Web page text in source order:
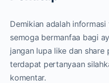
Demikian adalah
semoga bermanfaa bagi
jangan lupa like dan
terdapat pertanyaan
komentar.